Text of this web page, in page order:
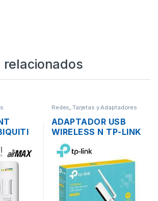
relacionados
+
Redes,Tarjetas y Adaptadores
Wireless
ADAPTADOR USB
WIRELESS N TP-LINK
TL-WN722N UNA
ANTENA ALTA
GANANCIA